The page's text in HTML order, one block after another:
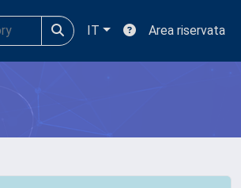
IT Area riservata